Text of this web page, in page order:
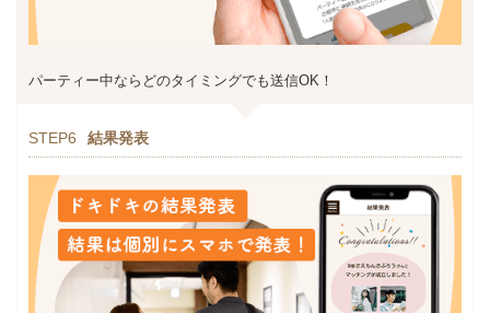
パーティー中ならどのタイミングでも送信OK！
STEP6 結果発表